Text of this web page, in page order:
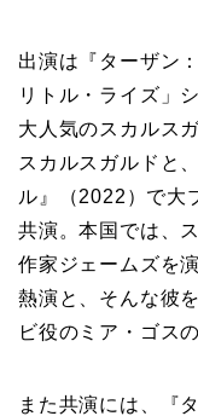
出演は『ターザン
リトル・ライズ」
大人気のスカルス
スカルスガルドと
ル』（2022）で大
共演。本国では、
作家ジェームズを
熱演と、そんな彼
ビ役のミア・ゴス
また共演には、『